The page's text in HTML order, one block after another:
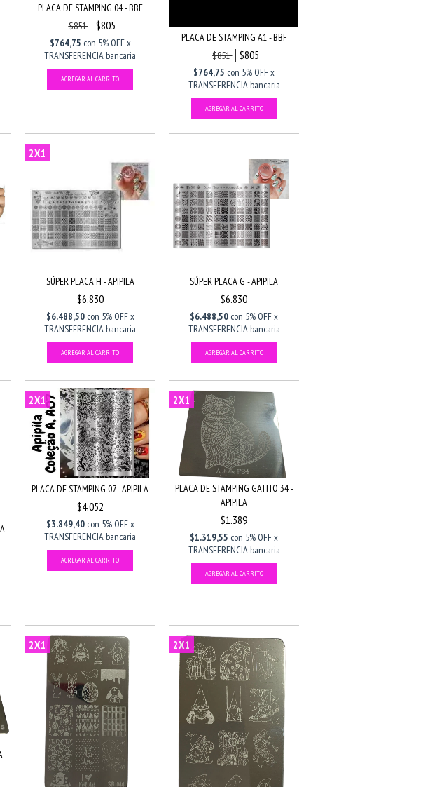
PLACA DE STAMPING 04 - BBF
$851
$805
$764,75 con 5% OFF x
TRANSFERENCIA bancaria
PLACA DE STAMPING A1 - BBF
$851
$805
$764,75 con 5% OFF x
TRANSFERENCIA bancaria
2X1
SÚPER PLACA H - APIPILA
$6.830
$6.488,50 con 5% OFF x
TRANSFERENCIA bancaria
SÚPER PLACA G - APIPILA
$6.830
$6.488,50 con 5% OFF x
TRANSFERENCIA bancaria
2X1
PLACA DE STAMPING 07 - APIPILA
$4.052
$3.849,40 con 5% OFF x
TRANSFERENCIA bancaria
2X1
PLACA DE STAMPING GATITO 34 -
APIPILA
$1.389
$1.319,55 con 5% OFF x
TRANSFERENCIA bancaria
2X1 2X1